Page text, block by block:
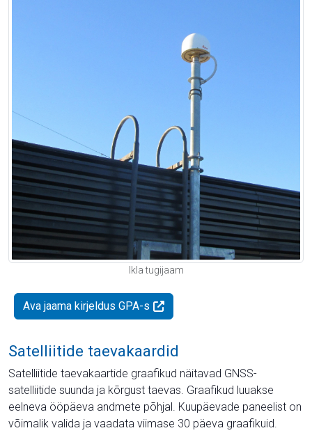
Ikla tugijaam
Ava jaama kirjeldus GPA-s
Satelliitide taevakaardid
Satelliitide taevakaartide graafikud näitavad GNSS-
satelliitide suunda ja kõrgust taevas. Graafikud luuakse
eelneva ööpäeva andmete põhjal. Kuupäevade paneelist on
võimalik valida ja vaadata viimase 30 päeva graafikuid.